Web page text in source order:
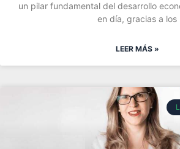
un pilar fundamental del desarrollo
en día, gracias a los
LEER MÁS »